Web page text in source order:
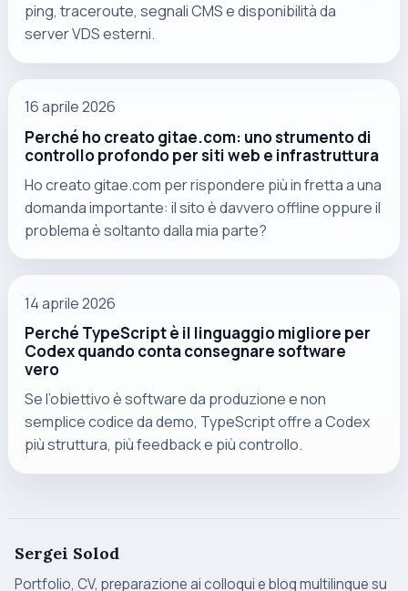
ping, traceroute, segnali CMS e disponibilità da
server VDS esterni.
16 aprile 2026
Perché ho creato gitae.com: uno strumento di
controllo profondo per siti web e infrastruttura
Ho creato gitae.com per rispondere più in fretta a una
domanda importante: il sito è davvero offline oppure il
problema è soltanto dalla mia parte?
14 aprile 2026
Perché TypeScript è il linguaggio migliore per
Codex quando conta consegnare software
vero
Se l’obiettivo è software da produzione e non
semplice codice da demo, TypeScript offre a Codex
più struttura, più feedback e più controllo.
Sergei Solod
Portfolio, CV, preparazione ai colloqui e blog multilingue su